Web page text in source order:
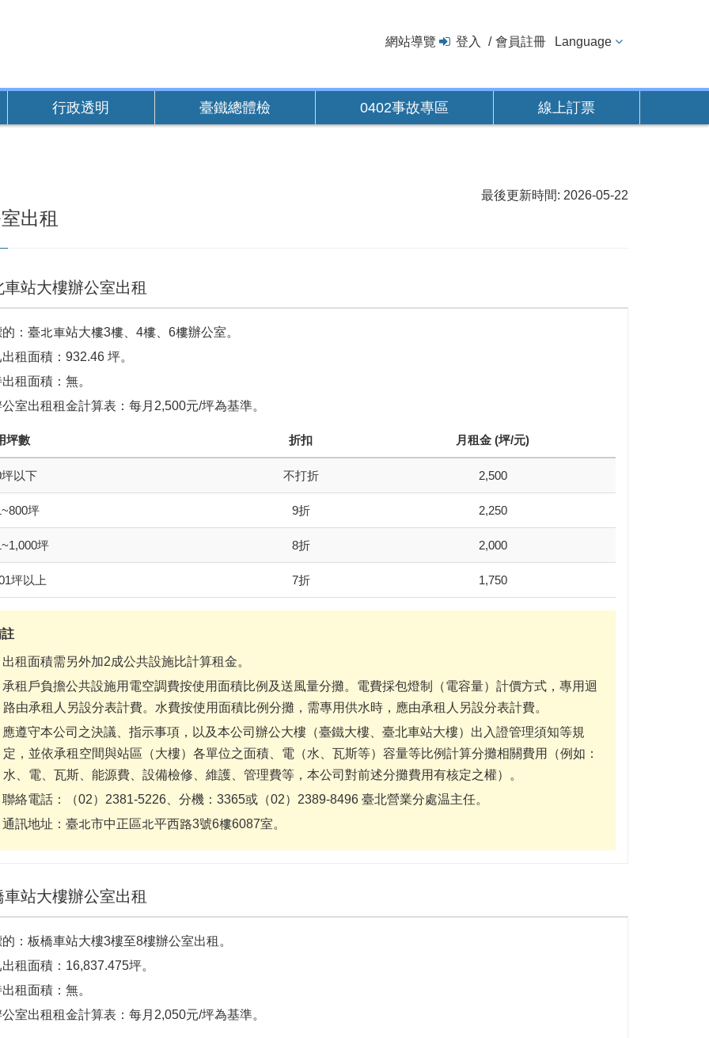
網站導覽 登入 會員註冊 Language
行政透明 臺鐵總體檢 0402事故專區 線上訂票
出租
最後更新時間: 2026-05-22
車站大樓辦公室出租
：臺北車站大樓3樓、4樓、6樓辦公室。
出租面積：932.46 坪。
租面積：無。
室出租租金計算表：每月2,500元/坪為基準。
坪數 折扣 月租金 (坪/元)
以下 不打折 2,500
坪 9折 2,250
坪 8折 2,000
坪以上 7折 1,750
出租面積需另外加2成公共設施比計算租金。
承租戶負擔公共設施用電空調費按使用面積比例及送風量分攤。電費採包燈制（電容量）計價方式，專用迴
路由承租人另設分表計費。水費按使用面積比例分攤，需專用供水時，應由承租人另設分表計費。
應遵守本公司之決議、指示事項，以及本公司辦公大樓（臺鐵大樓、臺北車站大樓）出入證管理須知等規
定，並依承租空間與站區（大樓）各單位之面積、電（水、瓦斯等）容量等比例計算分攤相關費用（例如：
水、電、瓦斯、能源費、設備檢修、維護、管理費等，本公司對前述分攤費用有核定之權）。
聯絡電話：（02）2381-5226、分機：3365或（02）2389-8496 臺北營業分處温主任。
通訊地址：臺北市中正區北平西路3號6樓6087室。
車站大樓辦公室出租
：板橋車站大樓3樓至8樓辦公室出租。
出租面積：16,837.475坪。
租面積：無。
室出租租金計算表：每月2,050元/坪為基準。